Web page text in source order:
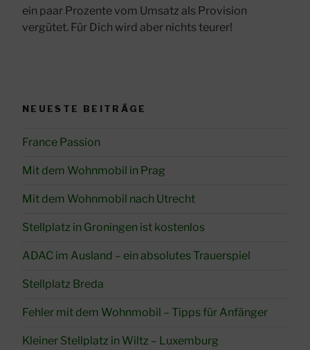
ein paar Prozente vom Umsatz als Provision
vergütet. Für Dich wird aber nichts teurer!
NEUESTE BEITRÄGE
France Passion
Mit dem Wohnmobil in Prag
Mit dem Wohnmobil nach Utrecht
Stellplatz in Groningen ist kostenlos
ADAC im Ausland – ein absolutes Trauerspiel
Stellplatz Breda
Fehler mit dem Wohnmobil – Tipps für Anfänger
Kleiner Stellplatz in Wiltz – Luxemburg